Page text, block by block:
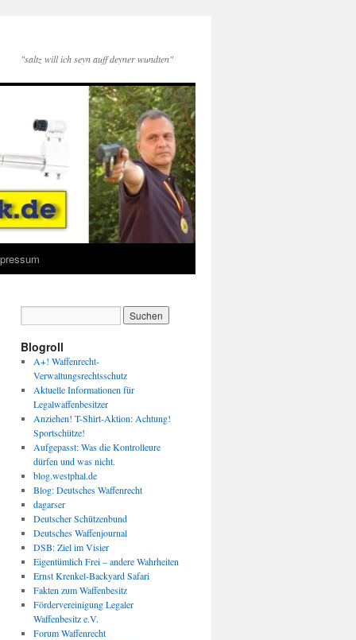
"saltz will ich seyn auff deyner wundten"
Blogroll
A+! Waffenrecht-
Verwaltungsrechtsschutz
Aktuelle Informationen für
Legalwaffenbesitzer
Anziehen! T-Shirt-Aktion: Achtung!
Sportschütze!
Aufgepasst: Was die Kontrolleure
dürfen und was nicht.
blog.westphal.de
Blog: Deutsches Waffenrecht
dagarser
Deutscher Schützenbund
Deutsches Waffenjournal
DSB: Ziel im Visier
Eigentümlich Frei – andere Wahrheiten
Ernst Krenkel-Backyard Safari
Fakten zum Waffenbesitz
Fördervereinigung Legaler
Waffenbesitz e.V.
Forum Waffenrecht